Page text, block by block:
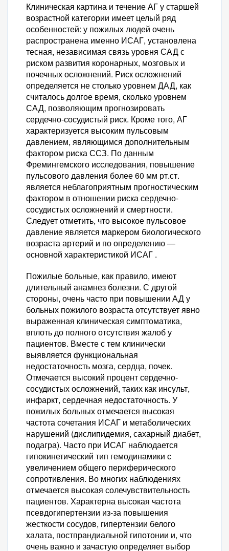
Клиническая картина и течение АГ у старшей
возрастной категории имеет целый ряд
особенностей: у пожилых людей очень
распространена именно ИСАГ, установлена
тесная, независимая связь уровня САД с
риском развития коронарных, мозговых и
почечных осложнений. Риск осложнений
определяется не столько уровнем ДАД, как
считалось долгое время, сколько уровнем
САД, позволяющим прогнозировать
сердечно-сосудистый риск. Кроме того, АГ
характеризуется высоким пульсовым
давлением, являющимся дополнительным
фактором риска ССЗ. По данным
Фремингемского исследования, повышение
пульсового давления более 60 мм рт.ст.
является неблагоприятным прогностическим
фактором в отношении риска сердечно-
сосудистых осложнений и смертности.
Следует отметить, что высокое пульсовое
давление является маркером биологического
возраста артерий и по определению —
основной характеристикой ИСАГ .
Пожилые больные, как правило, имеют
длительный анамнез болезни. С другой
стороны, очень часто при повышении АД у
больных пожилого возраста отсутствует явно
выраженная клиническая симптоматика,
вплоть до полного отсутствия жалоб у
пациентов. Вместе с тем клинически
выявляется функциональная
недостаточность мозга, сердца, почек.
Отмечается высокий процент сердечно-
сосудистых осложнений, таких как инсульт,
инфаркт, сердечная недостаточность. У
пожилых больных отмечается высокая
частота сочетания ИСАГ и метаболических
нарушений (дислипидемия, сахарный диабет,
подагра). Часто при ИСАГ наблюдается
гипокинетический тип гемодинамики с
увеличением общего периферического
сопротивления. Во многих наблюдениях
отмечается высокая солечувствительность
пациентов. Характерна высокая частота
псевдогипертензии из-за повышения
жесткости сосудов, гипертензии белого
халата, постпрандиальной гипотонии и, что
очень важно и зачастую определяет выбор